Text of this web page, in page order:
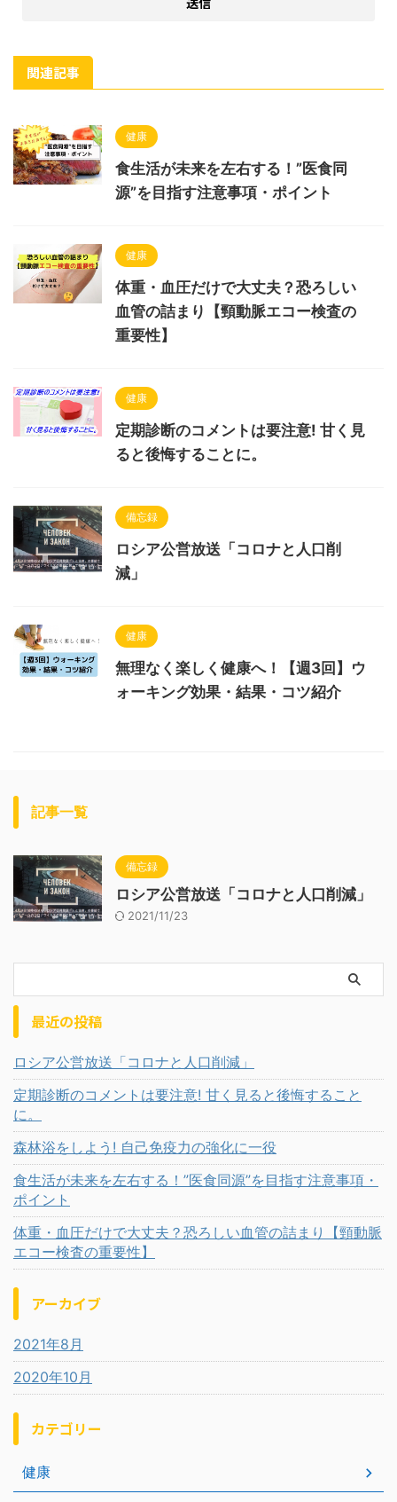
関連記事
健康
食生活が未来を左右する！”医食同
源”を目指す注意事項・ポイント
健康
体重・血圧だけで大丈夫？恐ろしい
血管の詰まり【頸動脈エコー検査の
重要性】
健康
定期診断のコメントは要注意! 甘く見
ると後悔することに。
備忘録
ロシア公営放送「コロナと人口削
減」
健康
無理なく楽しく健康へ！【週3回】ウ
ォーキング効果・結果・コツ紹介
記事一覧
備忘録
ロシア公営放送「コロナと人口削減」
2021/11/23
最近の投稿
ロシア公営放送「コロナと人口削減」
定期診断のコメントは要注意! 甘く見ると後悔すること
に。
森林浴をしよう! 自己免疫力の強化に一役
食生活が未来を左右する！”医食同源”を目指す注意事項・
ポイント
体重・血圧だけで大丈夫？恐ろしい血管の詰まり【頸動脈
エコー検査の重要性】
アーカイブ
2021年8月
2020年10月
カテゴリー
健康